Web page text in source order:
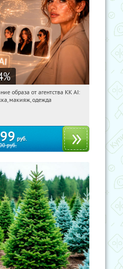
%
Купили:64
образа от агентства KK AI:
макияж, одежда
руб.
руб.